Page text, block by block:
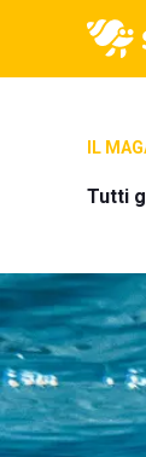
IL
Tutti